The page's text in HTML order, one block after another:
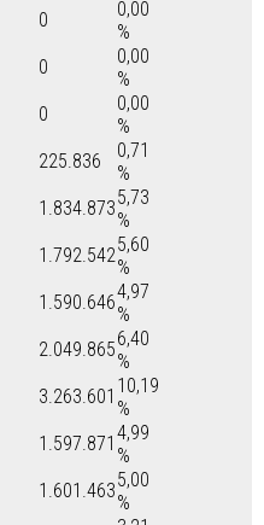
0
0,00
%
0
0,00
%
0
0,00
%
225.836
0,71
%
1.834.8735,73
%
1.792.5425,60
%
1.590.6464,97
%
2.049.8656,40
%
3.263.601 10,19
%
1.597.871 4,99
%
1.601.4635,00
%